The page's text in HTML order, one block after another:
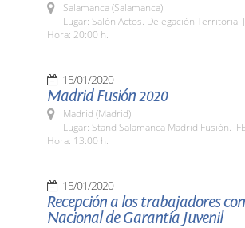
Salamanca (Salamanca)
Lugar: Salón Actos. Delegación Territorial
Hora: 20:00 h.
15/01/2020
Madrid Fusión 2020
Madrid (Madrid)
Lugar: Stand Salamanca Madrid Fusión.
Hora: 13:00 h.
15/01/2020
Recepción a los trabajadores
Nacional de Garantía Juvenil